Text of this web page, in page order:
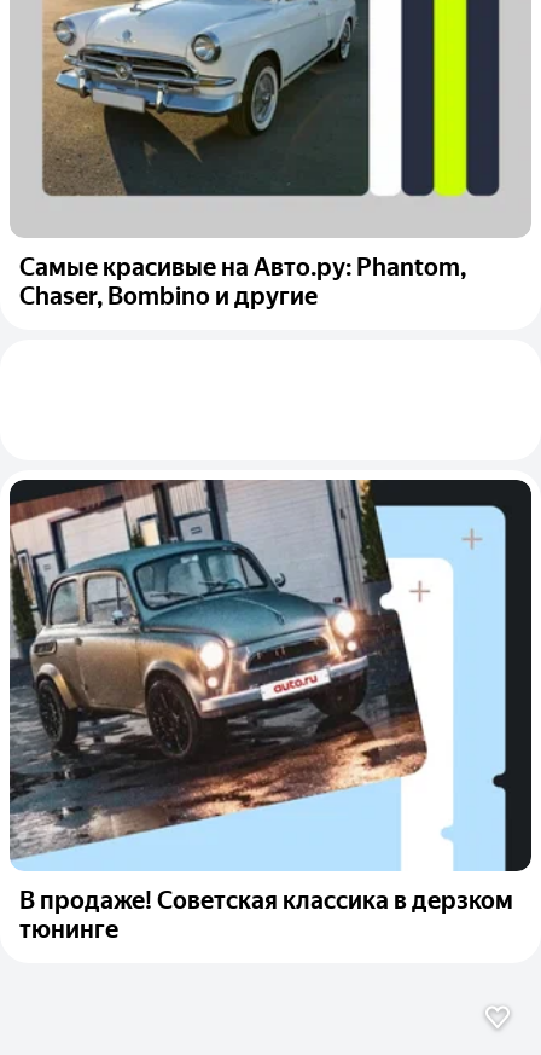
Самые красивые на Авто.ру: Phantom,
Chaser, Bombino и другие
В продаже! Советская классика в дерзком
тюнинге